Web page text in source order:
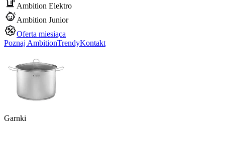
Ambition Elektro
Ambition Junior
Oferta miesiąca
Poznaj AmbitionTrendyKontakt
Garnki